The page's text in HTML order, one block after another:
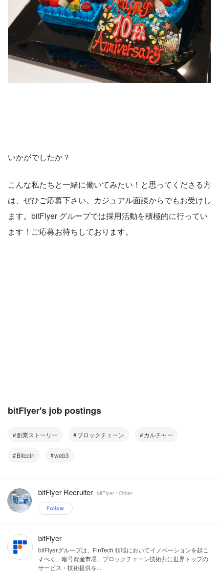
いかがでしたか？
こんな私たちと一緒に働いてみたい！と思ってくださる方
は、ぜひご応募下さい。カジュアル面談からでもお受けし
ます。bitFlyer グループでは採用活動を積極的に行ってい
ます！ご応募お待ちしております。
bitFlyer's job postings
創業ストーリー ブロックチェーン カルチャー
Bitcoin web3
bitFlyer Recruiter bitFlyer / Other
Follow
bitFlyer
bitFlyerグループは、FinTech 領域においてイノベーションを起こ
すべく、暗号資産市場、ブロックチェーン技術共に世界トップの
サービス・技術提供を...